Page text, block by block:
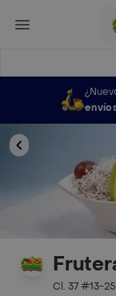
Cl. 37 #13-